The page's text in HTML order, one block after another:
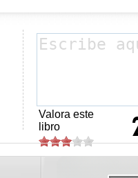
Valora este
libro